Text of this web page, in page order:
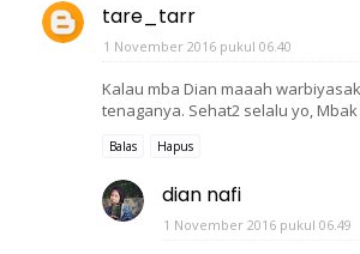
tare_tarr
1 November 2016 pukul 06.40
Kalau mba Dian maaah
tenaganya. Sehat2 selalu yo,
Balas Hapus
dian nafi
1 November 2016 pukul 06.49